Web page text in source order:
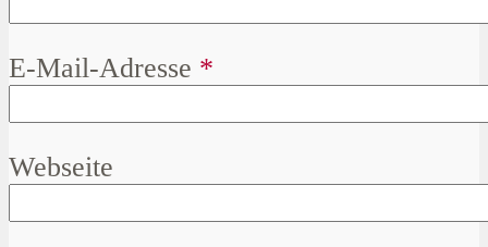
E-Mail-Adresse *
Webseite